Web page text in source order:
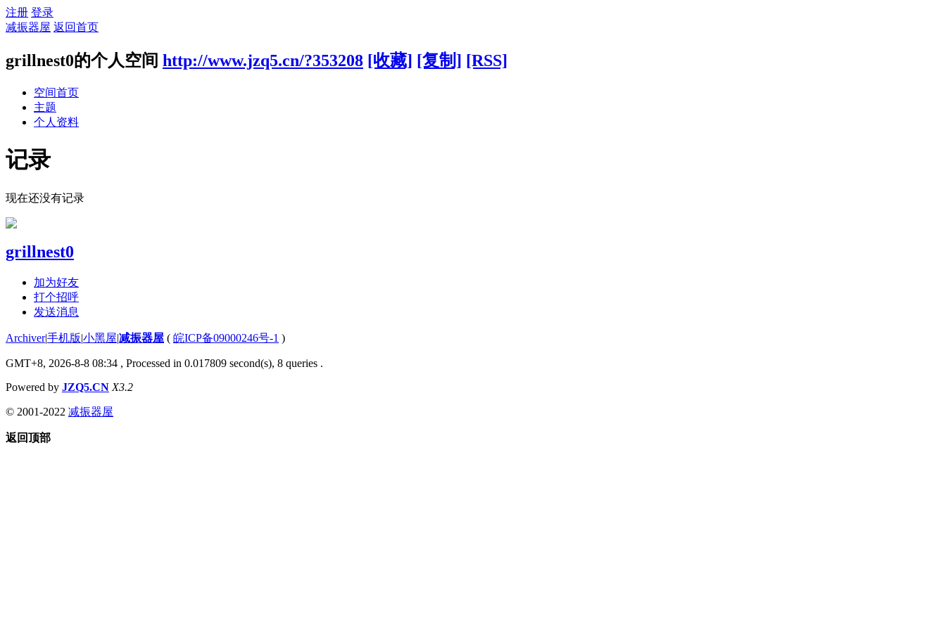
注册 登录
减振器屋 返回首页
grillnest0的个人空间 http://www.jzq5.cn/?353208 [收藏] [复制] [RSS]
空间首页
主题
个人资料
记录
现在还没有记录
grillnest0
加为好友
打个招呼
发送消息
Archiver|手机版|小黑屋|减振器屋 ( 皖ICP备09000246号-1 )
GMT+8, 2026-8-8 08:34 , Processed in 0.017809 second(s), 8 queries .
Powered by JZQ5.CN X3.2
© 2001-2022 减振器屋
返回顶部